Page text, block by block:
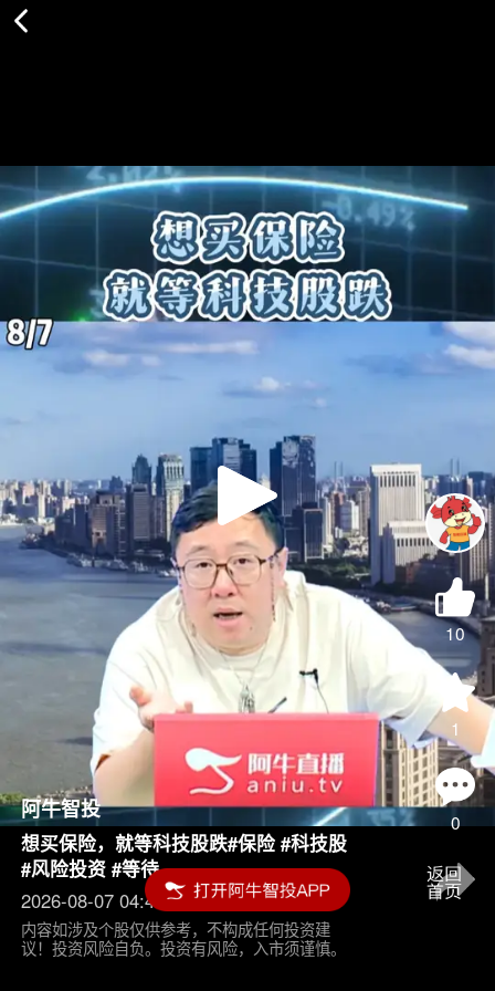
Play
Video
10
1
0
阿牛智投
想买保险，就等科技股跌#保险 #科技股
#风险投资 #等待
2026-08-07 04:45
内容如涉及个股仅供参考，不构成任何投资建
议！投资风险自负。投资有风险，入市须谨慎。